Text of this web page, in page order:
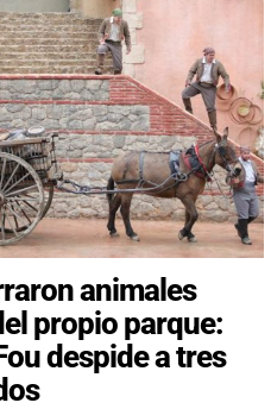
animales
propio parque:
despide a tres